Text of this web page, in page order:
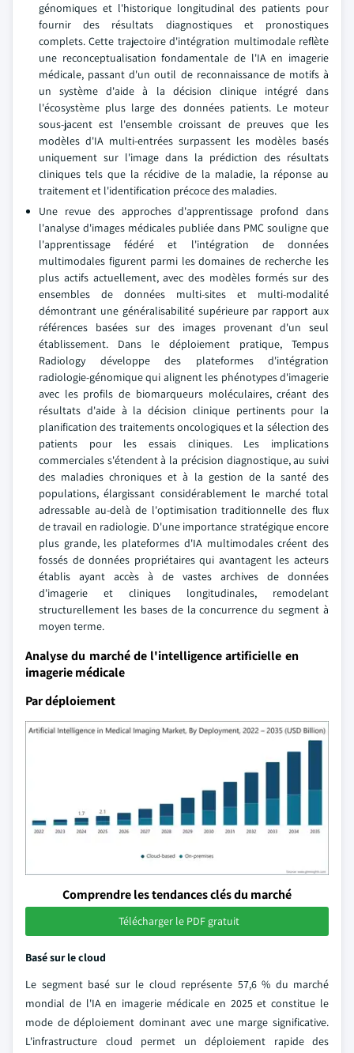
génomiques et l'historique longitudinal des patients pour
fournir des résultats diagnostiques et pronostiques
complets. Cette trajectoire d'intégration multimodale reflète
une reconceptualisation fondamentale de l'IA en imagerie
médicale, passant d'un outil de reconnaissance de motifs à
un système d'aide à la décision clinique intégré dans
l'écosystème plus large des données patients. Le moteur
sous-jacent est l'ensemble croissant de preuves que les
modèles d'IA multi-entrées surpassent les modèles basés
uniquement sur l'image dans la prédiction des résultats
cliniques tels que la récidive de la maladie, la réponse au
traitement et l'identification précoce des maladies.
Une revue des approches d'apprentissage profond dans
l'analyse d'images médicales publiée dans PMC souligne que
l'apprentissage fédéré et l'intégration de données
multimodales figurent parmi les domaines de recherche les
plus actifs actuellement, avec des modèles formés sur des
ensembles de données multi-sites et multi-modalité
démontrant une généralisabilité supérieure par rapport aux
références basées sur des images provenant d'un seul
établissement. Dans le déploiement pratique, Tempus
Radiology développe des plateformes d'intégration
radiologie-génomique qui alignent les phénotypes d'imagerie
avec les profils de biomarqueurs moléculaires, créant des
résultats d'aide à la décision clinique pertinents pour la
planification des traitements oncologiques et la sélection des
patients pour les essais cliniques. Les implications
commerciales s'étendent à la précision diagnostique, au suivi
des maladies chroniques et à la gestion de la santé des
populations, élargissant considérablement le marché total
adressable au-delà de l'optimisation traditionnelle des flux
de travail en radiologie. D'une importance stratégique encore
plus grande, les plateformes d'IA multimodales créent des
fossés de données propriétaires qui avantagent les acteurs
établis ayant accès à de vastes archives de données
d'imagerie et cliniques longitudinales, remodelant
structurellement les bases de la concurrence du segment à
moyen terme.
Analyse du marché de l'intelligence artificielle en
imagerie médicale
Par déploiement
Comprendre les tendances clés du marché
Télécharger le PDF gratuit
Basé sur le cloud
Le segment basé sur le cloud représente 57,6 % du marché
mondial de l'IA en imagerie médicale en 2025 et constitue le
mode de déploiement dominant avec une marge significative.
L'infrastructure cloud permet un déploiement rapide des